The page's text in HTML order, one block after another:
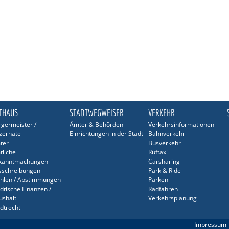
/
/ Abstimmungen
Finanzen /
STADTWEGWEISER
Ämter & Behörden
Einrichtungen in der Stadt
VERKEHR
Verkehrsinformationen
Bahnverkehr
Busverkehr
Ruftaxi
Carsharing
Park & Ride
Parken
Radfahren
Verkehrsplanung
Impressum